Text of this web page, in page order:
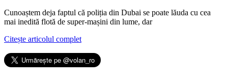
Cunoaștem deja faptul că poliția din Dubai se poate lăuda cu cea
mai inedită flotă de super-mașini din lume, dar
Citește articolul complet